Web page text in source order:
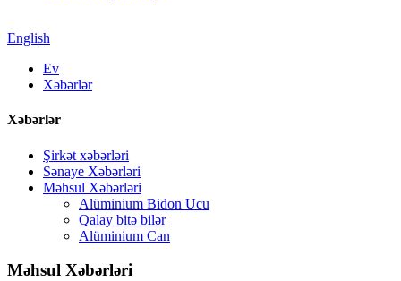
English
Ev
Xəbərlər
Xəbərlər
Şirkət xəbərləri
Sənaye Xəbərləri
Məhsul Xəbərləri
Alüminium Bidon Ucu
Qalay bitə bilər
Alüminium Can
Məhsul Xəbərləri